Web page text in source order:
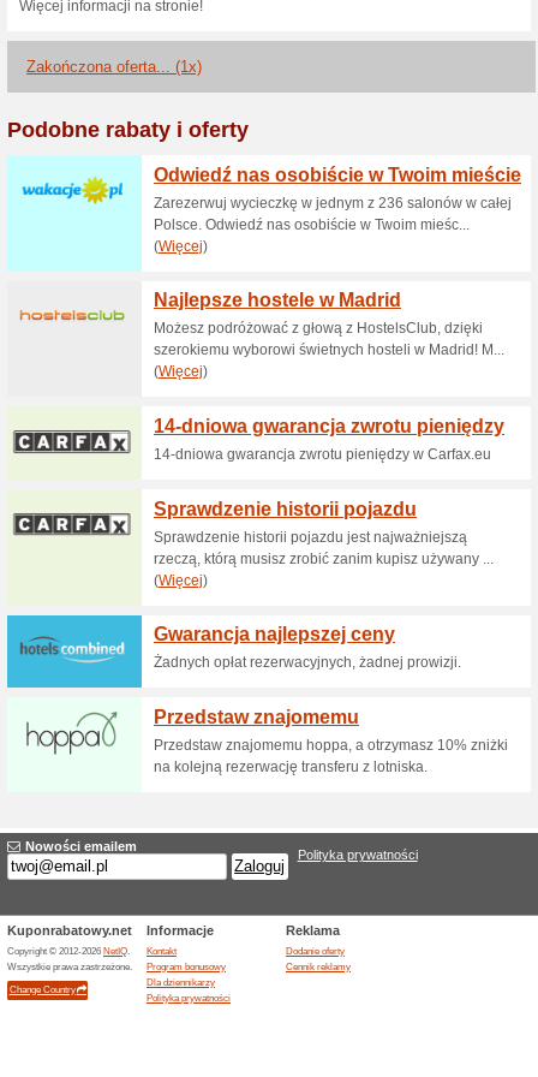
Aktualne rabaty i
Skorzystaj z
najlepszą
100% działało Promocje
Zobacz oferty lotów Wizzair i
Wizz Flex w Wizzair
terminu
61% działało Promocje
Skorzystaj z możliwości
dodatkowych opłat!
Taryfy i pakiety w